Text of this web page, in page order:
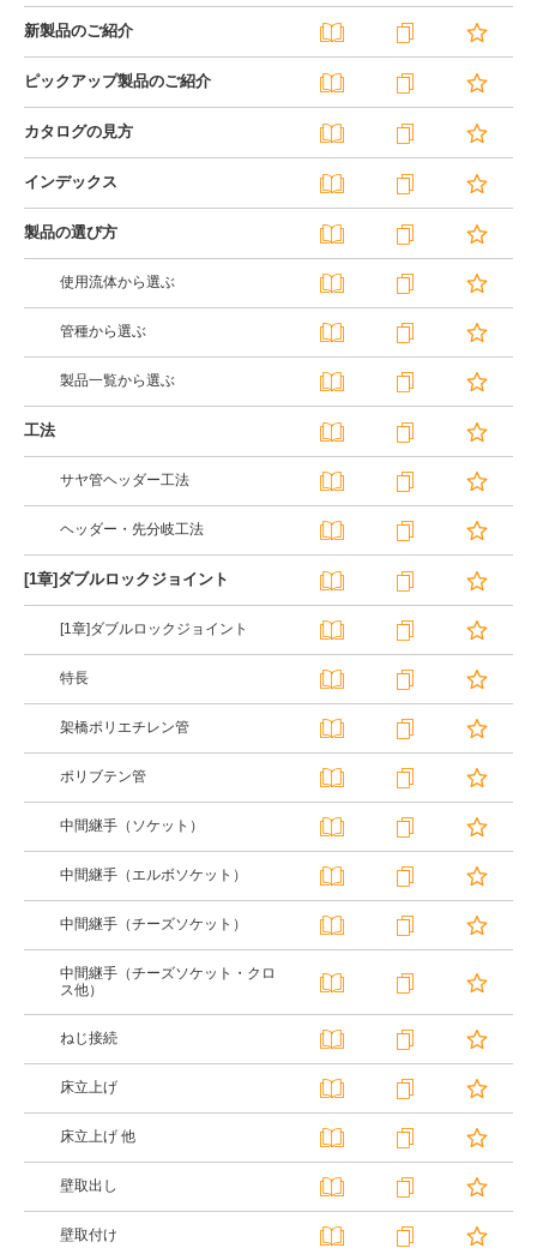
新製品のご紹介
ピックアップ製品のご紹介
カタログの見方
インデックス
製品の選び方
使用流体から選ぶ
管種から選ぶ
製品一覧から選ぶ
工法
サヤ管ヘッダー工法
ヘッダー・先分岐工法
[1章]ダブルロックジョイント
[1章]ダブルロックジョイント
特長
架橋ポリエチレン管
ポリブテン管
中間継手（ソケット）
中間継手（エルボソケット）
中間継手（チーズソケット）
中間継手（チーズソケット・クロ
ス他）
ねじ接続
床立上げ
床立上げ 他
壁取出し
壁取付け